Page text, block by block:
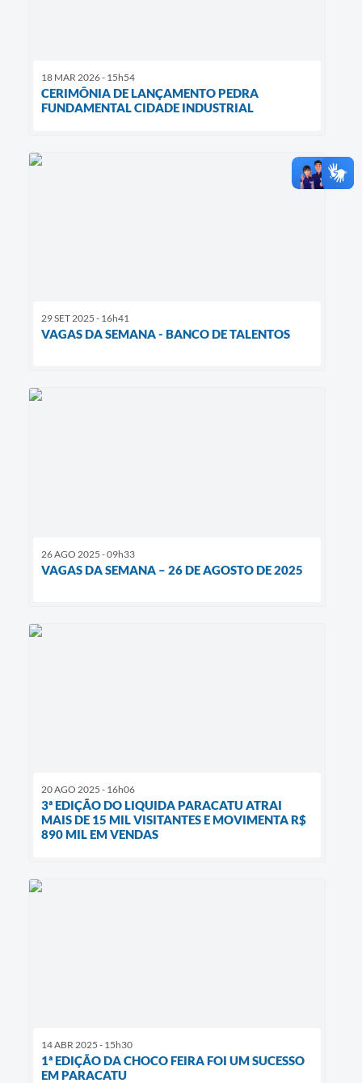
18 MAR 2026 - 15h54
CERIMÔNIA DE LANÇAMENTO PEDRA
FUNDAMENTAL CIDADE INDUSTRIAL
29 SET 2025 - 16h41
VAGAS DA SEMANA - BANCO DE TALENTOS
26 AGO 2025 - 09h33
VAGAS DA SEMANA – 26 DE AGOSTO DE 2025
20 AGO 2025 - 16h06
3ª EDIÇÃO DO LIQUIDA PARACATU ATRAI
MAIS DE 15 MIL VISITANTES E MOVIMENTA R$
890 MIL EM VENDAS
14 ABR 2025 - 15h30
1ª EDIÇÃO DA CHOCO FEIRA FOI UM SUCESSO
EM PARACATU